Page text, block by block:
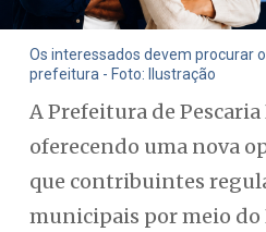
Os interessados devem procurar
prefeitura - Foto: Ilustração
A Prefeitura de Pescaria
oferecendo uma nova
que contribuintes
municipais por meio do